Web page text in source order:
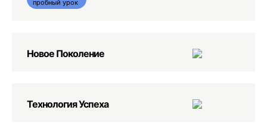
пробный урок
Новое Поколение
Технология Успеха